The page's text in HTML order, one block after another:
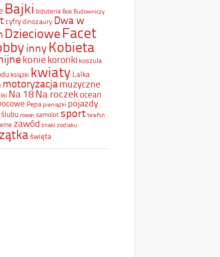
Bajki biżuteria Bob Budowniczy
cyfrydinozaury Dwa w
DziecioweFacet
inny Kobieta
koniekoronki koszula
ksiązki kwiaty Lalka
motoryzacjamuzyczne
Na 18Na roczekocean
Pepa pieniążki pojazdy
rower samolot sport telefon
zawód znaki zodiaku
święta